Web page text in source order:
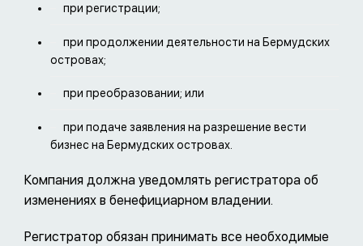
при регистрации;
при продолжении деятельности на Бермудских
островах;
при преобразовании; или
при подаче заявления на разрешение вести
бизнес на Бермудских островах.
Компания должна уведомлять регистратора об
изменениях в бенефициарном владении.
Регистратор обязан принимать все необходимые